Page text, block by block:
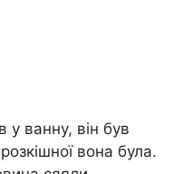
у ванну, він був
вона була.